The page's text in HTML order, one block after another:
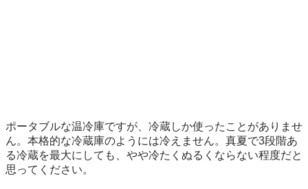
ポータブルな温冷庫ですが、冷蔵しか使ったことがありませ
ん。本格的な冷蔵庫のようには冷えません。真夏で3段階あ
る冷蔵を最大にしても、やや冷たくぬるくならない程度だと
思ってください。